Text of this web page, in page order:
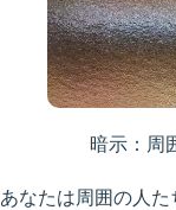
暗示：周
あなたは周囲の人